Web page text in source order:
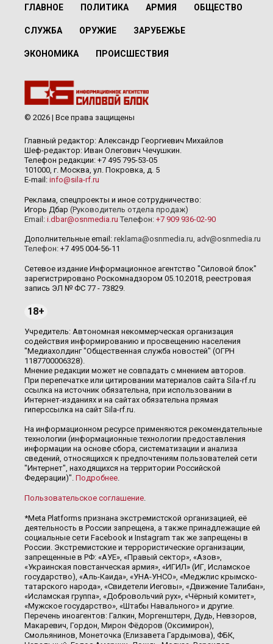
ГЛАВНОЕ ПОЛИТИКА АРМИЯ ОБЩЕСТВО
СЛУЖБА ОРУЖИЕ ЗАРУБЕЖЬЕ
ЭКОНОМИКА ПРОИСШЕСТВИЯ
© 2026 | Все права защищены
Главный редактор: Александр Георгиевич Михайлов
Шеф-редактор: Иван Олегович Чечушкин.
Телефон редакции: +7 495 795-53-05
101000, г. Москва, ул. Покровка, д. 5
E-mail: info@sila-rf.ru
Реклама, спецпроекты и иное сотрудничество:
Игорь Дбар (Руководитель отдела продаж)
Email: i.dbar@osnmedia.ru Телефон: +7 909 936-02-90
Дополнительные email: reklama@osnmedia.ru, adv@osnmedia.ru
Телефон: +7 495 004-56-11
Сетевое издание Информационное агентство "Силовой блок"
зарегистрировано Роскомнадзором 05.10.2018, реестровая
запись ЭЛ № ФС 77 - 73829.
18+
Учредитель: Автономная некоммерческая организация
содействия информированию и просвещению населения
"Медиахолдинг "Общественная служба новостей" (ОГРН
1187700006328).
Мнение редакции может не совпадать с мнением авторов.
При перепечатке или цитировании материалов сайта Sila-rf.ru
ссылка на источник обязательна, при использовании в
Интернет-изданиях и на сайтах обязательна прямая
гиперссылка на сайт Sila-rf.ru.
На информационном ресурсе применяются рекомендательные
технологии (информационные технологии предоставления
информации на основе сбора, систематизации и анализа
сведений, относящихся к предпочтениям пользователей сети
"Интернет", находящихся на территории Российской
Федерации)". Подробнее.
Пользовательское соглашение.
*Meta Platforms признана экстремистской организацией, её
деятельность в России запрещена, а также принадлежащие ей
социальные сети Facebook и Instagram так же запрещены в
России. Экстремистские и террористические организации,
запрещенные в РФ: «АУЕ», «Правый сектор», «Азов»,
«Украинская повстанческая армия», «ИГИЛ» (ИГ, Исламское
государство), «Аль-Каида», «УНА-УНСО», «Меджлис крымско-
татарского народа», «Свидетели Иеговы», «Движение Талибан»,
«Исламская группа», «Добровольчий рух», «Чёрный комитет»,
«Мужское государство», «Штабы Навального» и другие.
Перечень иноагентов: Галкин, Моргенштерн, Дудь, Невзоров,
Макаревич, Гордон, Мирон Фёдоров (Оксимирон),
Смольянинов, Монеточка (Елизавета Гардымова), ФБК,